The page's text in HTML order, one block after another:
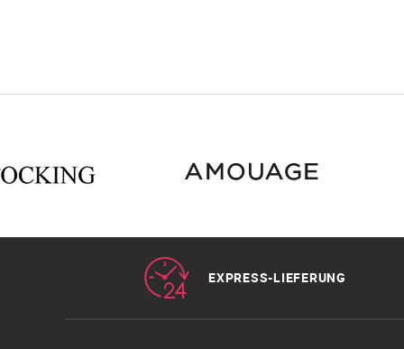
EXPRESS-LIEFERUNG